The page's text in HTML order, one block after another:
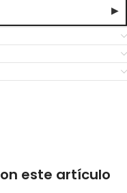
▶
este artículo